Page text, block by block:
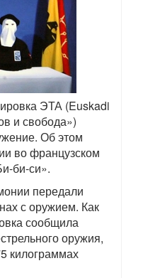
ЭТА (Euskadi
и свобода»)
Об этом
во французском
би-си».
передали
с оружием. Как
сообщила
оружия,
килограммах